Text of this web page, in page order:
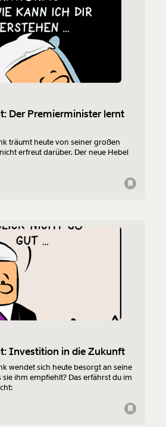
Der Premierminister lernt
träumt heute von seiner großen
erfreut darüber. Der neue Hebel
Investition in die Zukunft
wendet sich heute besorgt an seine
sie ihm empfiehlt? Das erfährst du im